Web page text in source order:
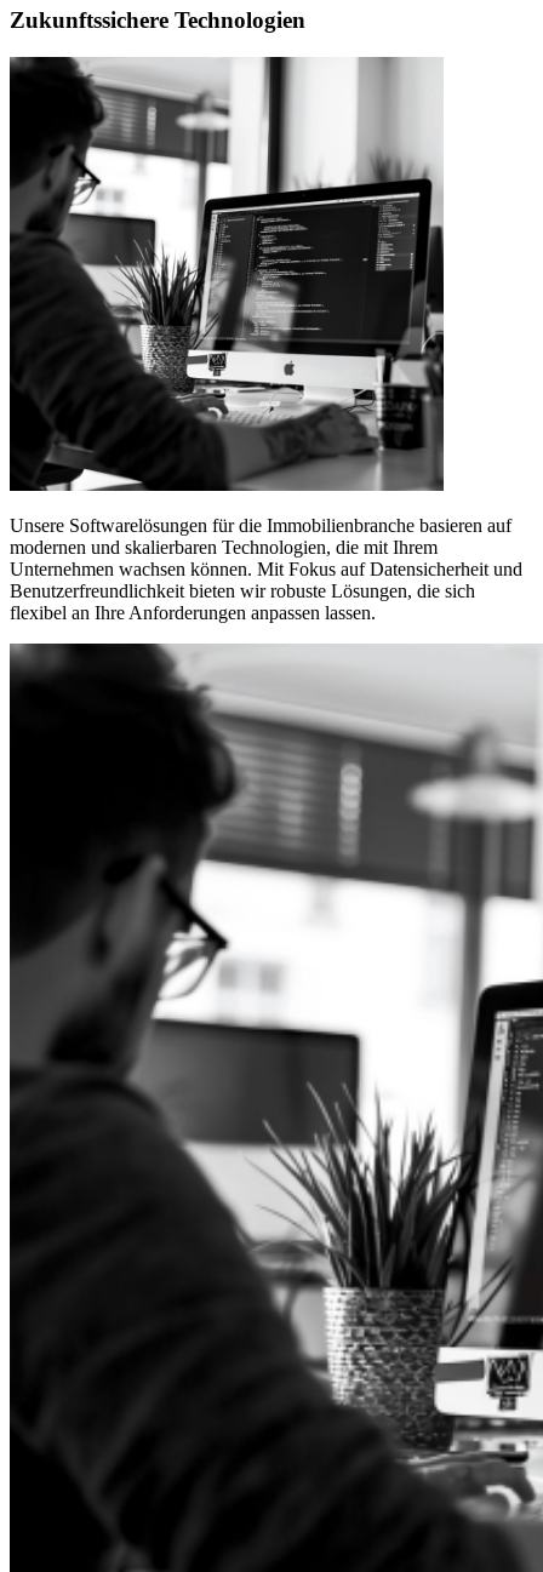
Zukunftssichere Technologien
Unsere Softwarelösungen für die Immobilienbranche basieren auf
modernen und skalierbaren Technologien, die mit Ihrem
Unternehmen wachsen können. Mit Fokus auf Datensicherheit und
Benutzerfreundlichkeit bieten wir robuste Lösungen, die sich
flexibel an Ihre Anforderungen anpassen lassen.